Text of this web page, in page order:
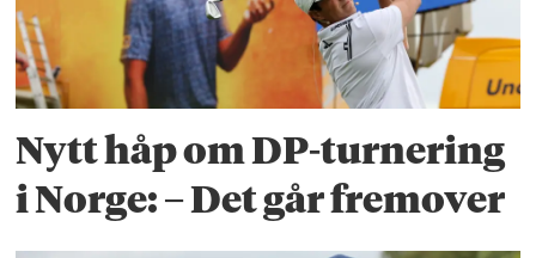
Nytt håp om DP-turnering
i Norge: – Det går fremover